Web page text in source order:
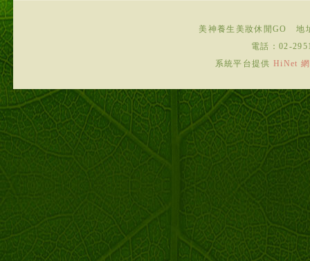
美神養生美妝休閒GO
地
電話： 02-
系統平台提供HiNet